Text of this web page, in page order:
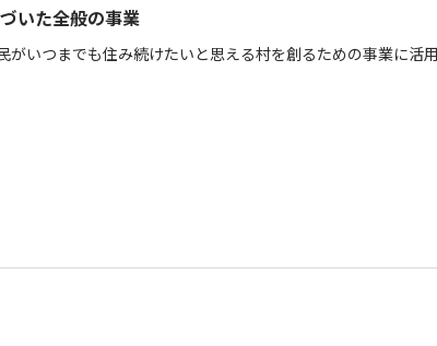
いた全般の事業
がいつまでも住み続けたいと思える村を創るための事業に活用